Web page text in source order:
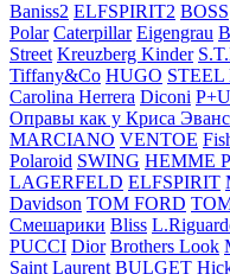
Baniss2 ELFSPIRIT2 BOSS
Polar Caterpillar Eigengrau
Street Kreuzberg Kinder
Tiffany&Co HUGO STEEL
Carolina Herrera Diconi
Оправы как у Криса
MARCIANO VENTOE
Polaroid SWING HEMME
LAGERFELD ELFSPIRIT
Davidson TOM FORD
Смешарики Bliss
PUCCI Dior Brothers Look
Saint Laurent BULGET